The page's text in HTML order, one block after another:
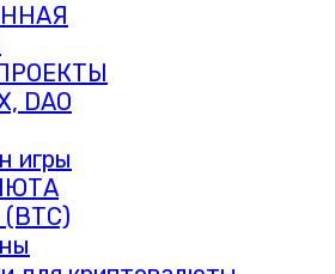
DAO
игры
(BTC)